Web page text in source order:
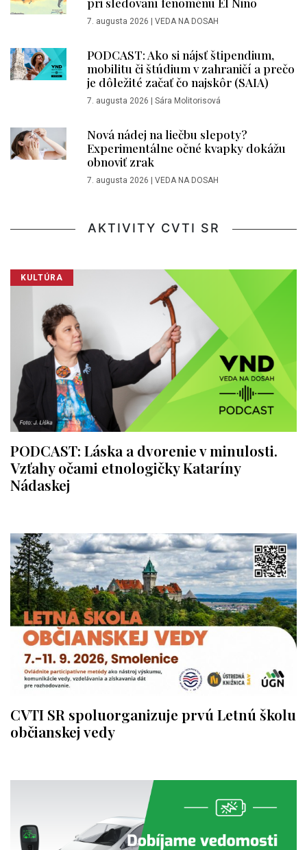
7. augusta 2026 VEDA NA DOSAH
PODCAST: Ako si nájsť štipendium,
mobilitu či štúdium v zahraničí a prečo
je dôležité začať čo najskôr (SAIA)
7. augusta 2026 Sára Molitorisová
Nová nádej na liečbu slepoty?
Experimentálne očné kvapky dokážu
obnoviť zrak
7. augusta 2026 VEDA NA DOSAH
AKTIVITY CVTI SR
KULTÚRA
PODCAST: Láska a dvorenie v minulosti.
Vzťahy očami etnologičky Kataríny
Nádaskej
CVTI SR spoluorganizuje prvú Letnú školu
občianskej vedy